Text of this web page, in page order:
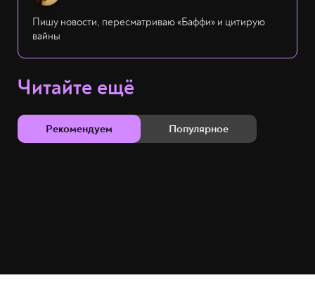
Пишу новости, пересматриваю «Баффи» и цитирую
вайны
Читайте ещё
Рекомендуем Популярное